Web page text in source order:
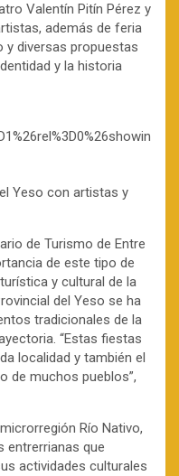
Valentín Pitín Pérez y
además de feria
diversas propuestas
y la historia
Yeso con artistas y
de Turismo de Entre
de este tipo de
y cultural de la
del Yeso se ha
tradicionales de la
“Estas fiestas
localidad y también el
de muchos pueblos”,
Río Nativo,
entrerrianas que
actividades culturales